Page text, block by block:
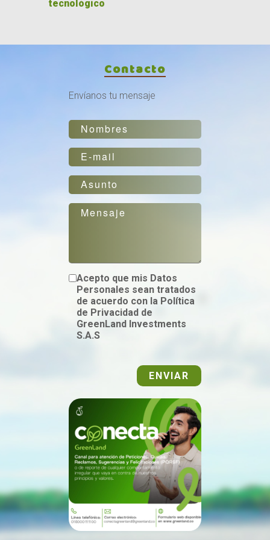
tecnológico
Contacto
Envíanos tu mensaje
Acepto que mis Datos
Personales sean tratados
de acuerdo con la Política
de Privacidad de
GreenLand Investments
S.A.S
ENVIAR